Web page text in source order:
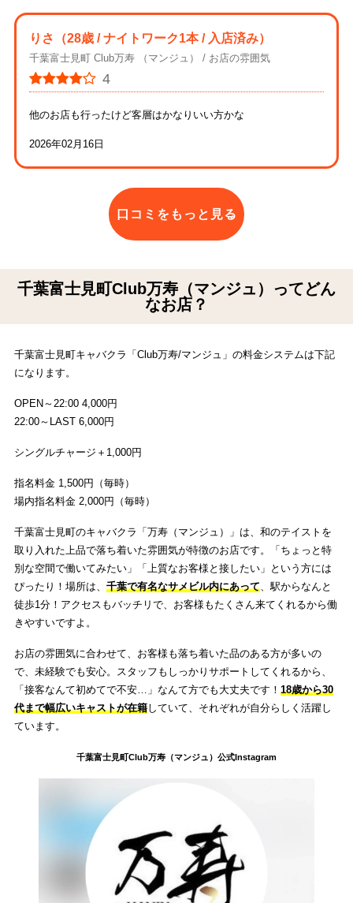
りさ （28歳 / ナイトワーク1本 / 入店済み）
千葉富士見町 Club万寿 （マンジュ） お店の雰囲気
4
他のお店も行ったけど客層はかなりいい方かな
2026年02月16日
口コミをもっと見る
千葉富士見町Club万寿（マンジュ）ってどん
なお店？
千葉富士見町キャバクラ「Club万寿/マンジュ」の料金システムは下記
になります。
OPEN～22:00 4,000円
22:00～LAST 6,000円
シングルチャージ＋1,000円
指名料金 1,500円（毎時）
場内指名料金 2,000円（毎時）
千葉富士見町のキャバクラ「万寿（マンジュ）」は、和のテイストを
取り入れた上品で落ち着いた雰囲気が特徴のお店です。「ちょっと特
別な空間で働いてみたい」「上質なお客様と接したい」という方には
ぴったり！場所は、 千葉で有名なサメビル内にあって、駅からなんと
徒歩1分！アクセスもバッチリで、お客様もたくさん来てくれるから働
きやすいですよ。
お店の雰囲気に合わせて、お客様も落ち着いた品のある方が多いの
で、未経験でも安心。スタッフもしっかりサポートしてくれるから、
「接客なんて初めてで不安…」なんて方でも大丈夫です！ 18歳から30
代まで幅広いキャストが在籍していて、それぞれが自分らしく活躍し
ています。
千葉富士見町Club万寿（マンジュ）公式Instagram